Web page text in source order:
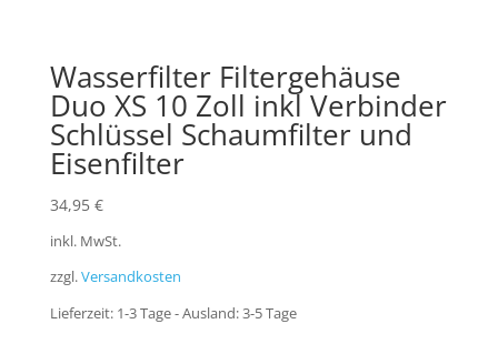
Wasserfilter Filtergehäuse
Duo XS 10 Zoll inkl Verbinder
Schlüssel Schaumfilter und
Eisenfilter
34,95 €
inkl. MwSt.
zzgl.Versandkosten
Lieferzeit: 1-3 Tage - Ausland: 3-5 Tage